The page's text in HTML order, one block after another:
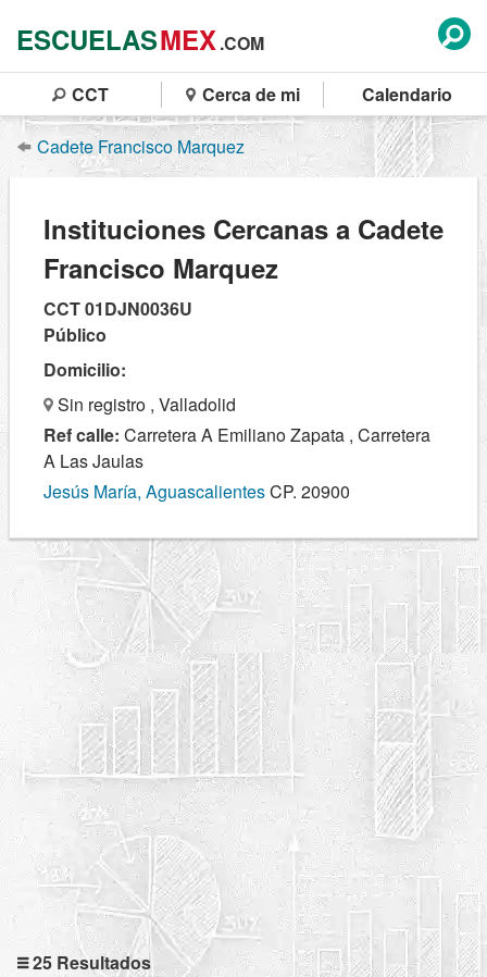
ESCUELASMEX.COM
CCT Cerca de mi Calendario
Cadete Francisco Marquez
Instituciones Cercanas a Cadete
Francisco Marquez
CCT 01DJN0036U
Público
Domicilio:
Sin registro , Valladolid
Ref calle: Carretera A Emiliano Zapata , Carretera
A Las Jaulas
Jesús María, AguascalientesCP. 20900
25 Resultados